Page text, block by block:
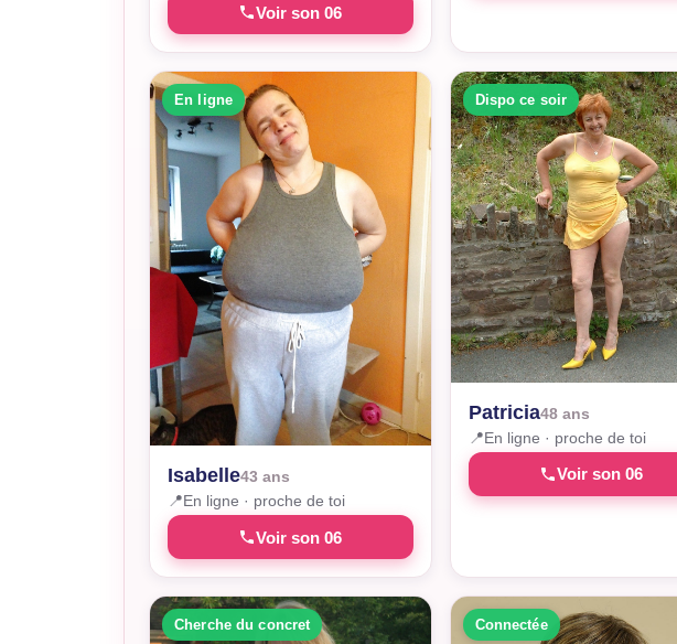
Voir son 06
En ligne
Isabelle43 ans
📍En ligne · proche de toi
Voir son 06
Dispo ce soir
Patricia48 ans
📍En ligne · proche de toi
Voir son 06
Cherche du concret Connectée